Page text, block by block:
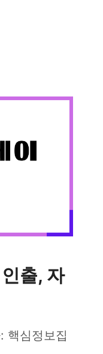
출, 자
핵심정보집